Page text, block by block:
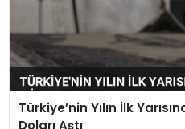
Türkiye’nin Yılın İlk
Doları Aştı